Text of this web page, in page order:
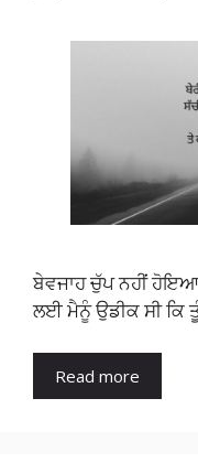
ਬੇਵਜਾਹ ਚੁੱਪ ਨਹੀਂ
ਲਈ ਮੈਨੂੰ ਉਡੀਕ ਸੀ ਕਿ
Read more